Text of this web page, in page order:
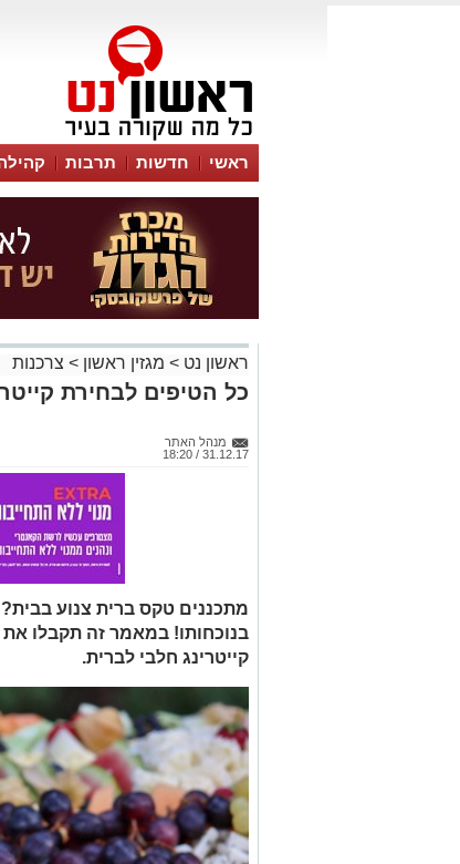
ראשי חדשות תרבות
ראשון נט > מגזין ראשון > צרכנות
כל הטיפים לבחירת
מנהל האתר
31.12.17 / 18:20
מתכננים טקס ברית צנוע
בנוכחותו! במאמר זה תקבלו
קייטרינג חלבי לברית.